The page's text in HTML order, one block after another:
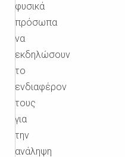
φυσικά
πρόσωπα
να
εκδηλώσουν
το
ενδιαφέρον
τους
για
την
ανάληψη